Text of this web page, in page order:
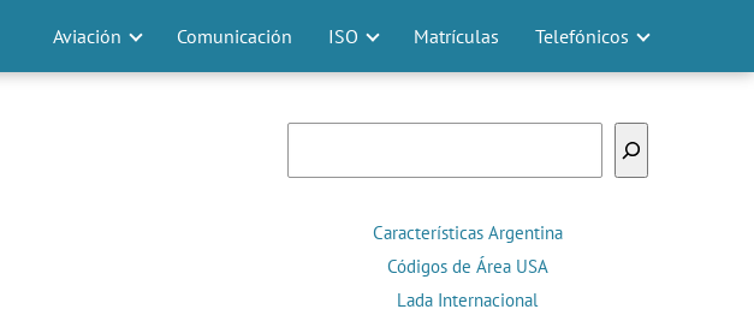
Aviación Comunicación ISO Matrículas Telefónicos
Características Argentina
Códigos de Área USA
Lada Internacional